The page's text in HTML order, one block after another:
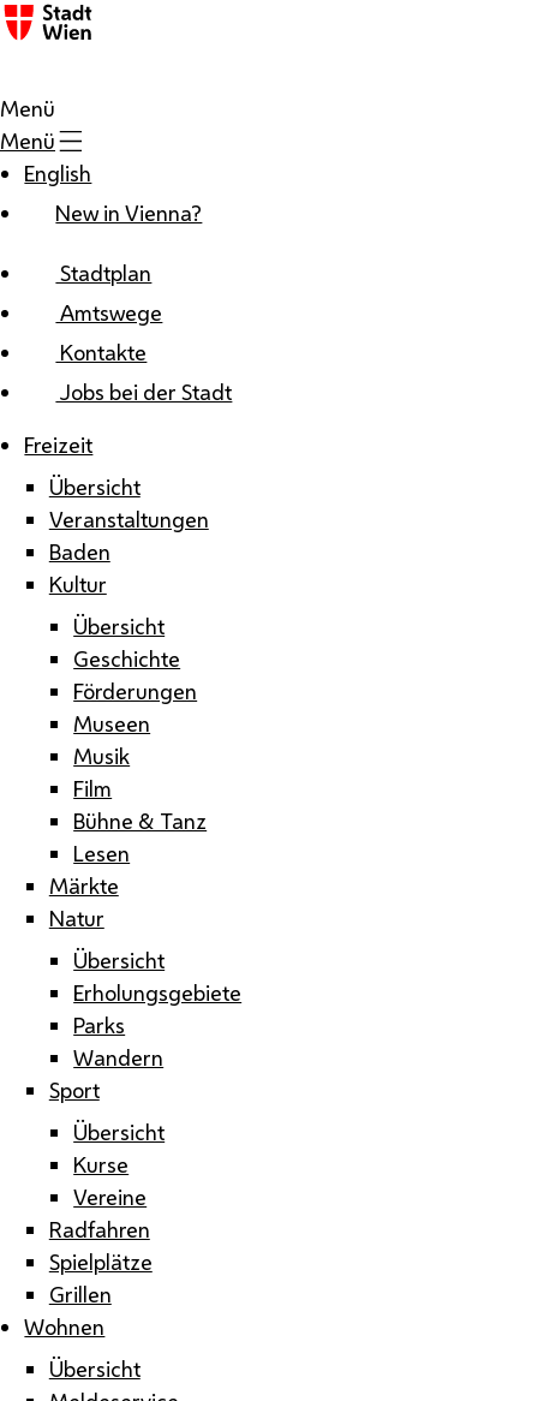
Zum Inhalt
Menü
Menü
English
New in Vienna?
Stadtplan
Amtswege
Kontakte
Jobs bei der Stadt
Freizeit
Übersicht
Veranstaltungen
Baden
Kultur
Übersicht
Geschichte
Förderungen
Museen
Musik
Film
Bühne & Tanz
Lesen
Märkte
Natur
Übersicht
Erholungsgebiete
Parks
Wandern
Sport
Übersicht
Kurse
Vereine
Radfahren
Spielplätze
Grillen
Wohnen
Übersicht